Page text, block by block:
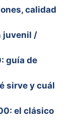
calidad
juvenil /
guía de
sirve y cuál
el clásico